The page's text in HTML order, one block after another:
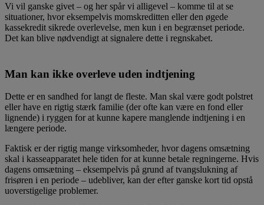
Vi vil ganske givet – og her spår vi alligevel – komme til at se
situationer, hvor eksempelvis momskreditten eller den øgede
kassekredit sikrede overlevelse, men kun i en begrænset periode.
Det kan blive nødvendigt at signalere dette i regnskabet.
Man kan ikke overleve uden indtjening
Dette er en sandhed for langt de fleste. Man skal være godt polstret
eller have en rigtig stærk familie (der ofte kan være en fond eller
lignende) i ryggen for at kunne kapere manglende indtjening i en
længere periode.
Faktisk er der rigtig mange virksomheder, hvor dagens omsætning
skal i kasseapparatet hele tiden for at kunne betale regningerne. Hvis
dagens omsætning – eksempelvis på grund af tvangslukning af
frisøren i en periode – udebliver, kan der efter ganske kort tid opstå
uoverstigelige problemer.